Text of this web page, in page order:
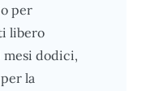
per
libero
mesi dodici,
la